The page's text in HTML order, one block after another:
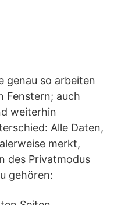
genau so arbeiten
Fenstern; auch
weiterhin
Alle Daten,
merkt,
des Privatmodus
gehören: